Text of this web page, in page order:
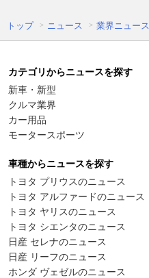
トップ ニュース 業界ニュース
カテゴリからニュースを探す
新車・新型
クルマ業界
カー用品
モータースポーツ
車種からニュースを探す
トヨタ プリウスのニュース
トヨタ アルファードのニュース
トヨタ ヤリスのニュース
トヨタ シエンタのニュース
日産 セレナのニュース
日産 リーフのニュース
ホンダ ヴェゼルのニュース